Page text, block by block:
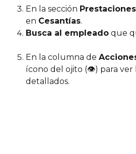
En la sección
en Cesantías.
Busca al empleado que
En la columna de
ícono del ojito (👁) para ver
detallados.